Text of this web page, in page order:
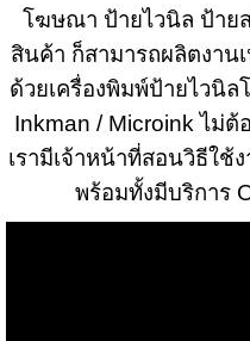
โฆษณา ป้ายไวนิล ป้าย
สินค้า ก็สามารถผลิตงาน
ด้วยเครื่องพิมพ์ป้ายไวนิ
Inkman / Microink ไม่ต้
เรามีเจ้าหน้าที่สอนวิธีใ
พร้อมทั้งมีบริการ